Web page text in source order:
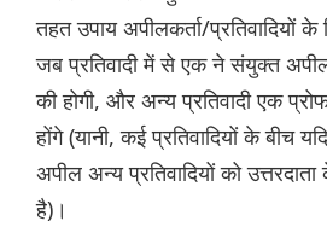
तहत उपाय अपीलकर्ता/प्रतिवादियों के
जब प्रतिवादी में से एक ने संयुक्त
की होगी, और अन्य प्रतिवादी एक
होंगे (यानी, कई प्रतिवादियों के बीच
अपील अन्य प्रतिवादियों को
है)।